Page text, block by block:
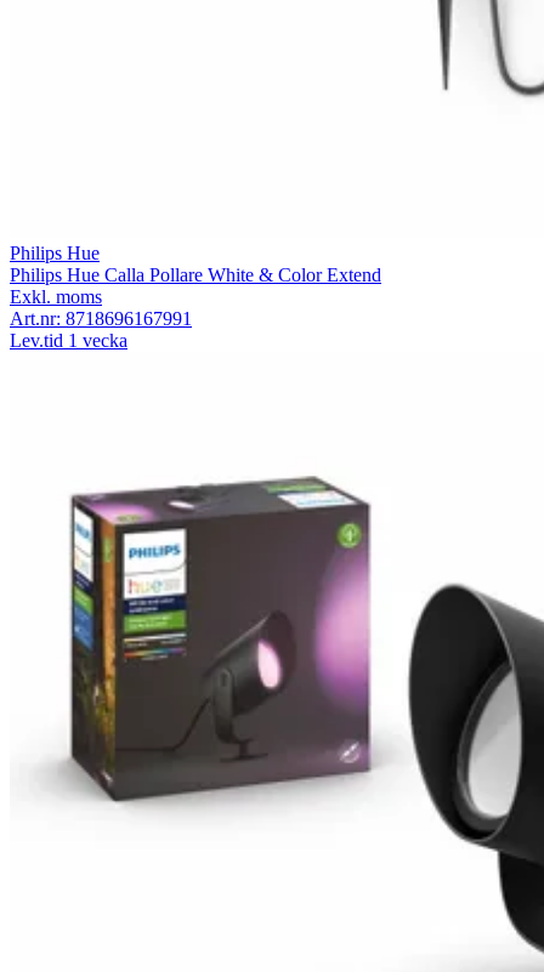
Philips Hue
Philips Hue Calla Pollare White & Color Extend
Exkl. moms
Art.nr: 8718696167991
Lev.tid 1 vecka